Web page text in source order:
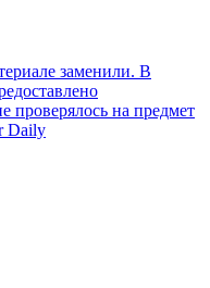
заменили. В
проверялось на предмет
Daily